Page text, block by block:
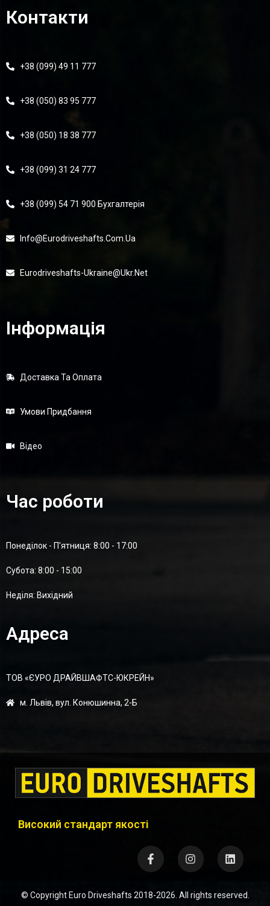
Контакти
+38 (099) 49 11 777
+38 (050) 83 95 777
+38 (050) 18 38 777
+38 (099) 31 24 777
+38 (099) 54 71 900 Бухгалтерія
Info@eurodriveshafts.com.ua
Eurodriveshafts-Ukraine@ukr.net
Інформація
Доставка Та Оплата
Умови Придбання
Відео
Час роботи
Понеділок - П'ятниця: 8:00 - 17:00
Суботa: 8:00 - 15:00
Неділя: Вихідний
Адреса
ТОВ «ЄУРО ДРАЙВШАФТC-ЮКРЕЙН»
м. Львів, вул. Конюшинна, 2-Б
Високий стандарт якості
© CopyrightEuro Driveshafts 2018-2026. All rights reserved.